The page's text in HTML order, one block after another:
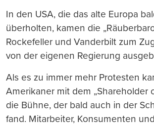
In den USA, die das alte Europa
überholten, kamen die
Rockefeller und Vanderbilt zum
von der eigenen Regierung
Als es zu immer mehr Protesten
Amerikaner mit dem „Shareholder
die Bühne, der bald auch in der
fand. Mitarbeiter, Konsumenten